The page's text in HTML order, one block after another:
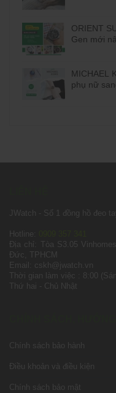
ORIENT
Gen mới
MICHAEL
phụ nữ
JWatch - Số 1 đồng hồ đeo
Hotline:
Địa chỉ: Tòa S3.05
Đức, TPHCM
Email: cskh@jwatch.vn
Thời gian làm việc : 8:00
Thứ hai - Chủ Nhật
Chính sách bảo hành
Điều khoản và điều kiện
Chính sách bảo mật